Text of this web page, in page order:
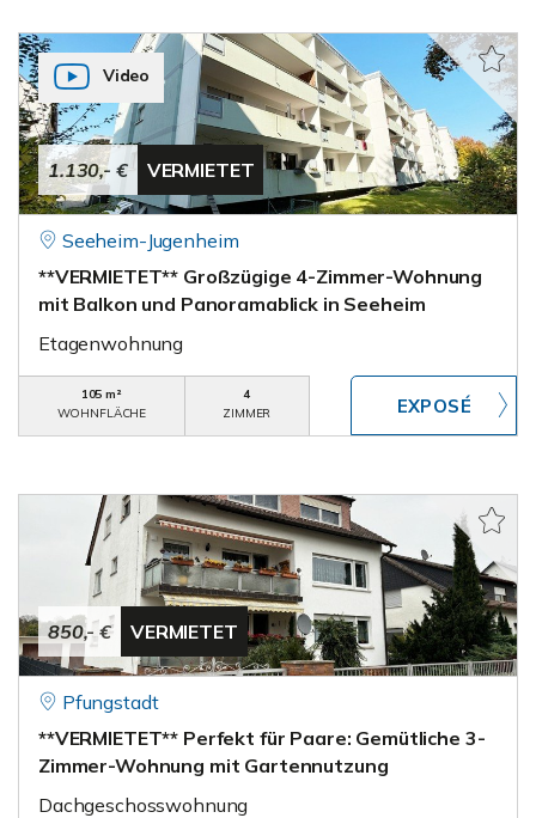
1.130,- € VERMIETET
Video
Seeheim-Jugenheim
**VERMIETET** Großzügige 4-Zimmer-Wohnung
mit Balkon und Panoramablick in Seeheim
Etagenwohnung
105 m²
WOHNFLÄCHE
4
ZIMMER
850,- € VERMIETET
Pfungstadt
**VERMIETET** Perfekt für Paare: Gemütliche 3-
Zimmer-Wohnung mit Gartennutzung
Dachgeschosswohnung